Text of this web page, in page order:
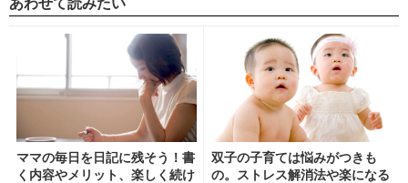
あわせて読みたい
ママの毎日を日記に残そう！書
く内容やメリット、楽しく続け
双子の子育ては悩みがつきも
の。ストレス解消法や楽になる